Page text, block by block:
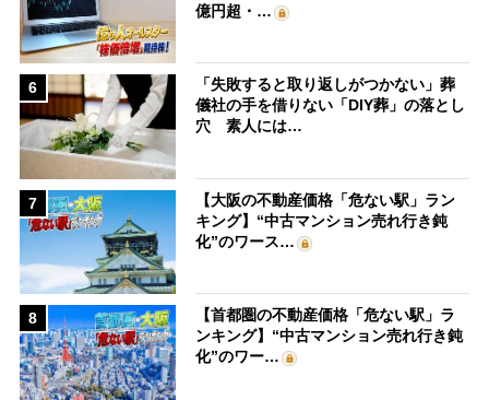
億円超・…
6
「失敗すると取り返しがつかない」葬
儀社の手を借りない「DIY葬」の落とし
穴 素人には…
7
【大阪の不動産価格「危ない駅」ラン
キング】“中古マンション売れ行き鈍
化”のワース…
8
【首都圏の不動産価格「危ない駅」ラ
ンキング】“中古マンション売れ行き鈍
化”のワー…